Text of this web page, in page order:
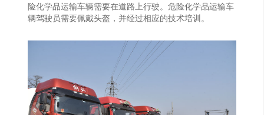
险化学品运输车辆需要在道路上行驶。危险化学品运输车
辆驾驶员需要佩戴头盔，并经过相应的技术培训。